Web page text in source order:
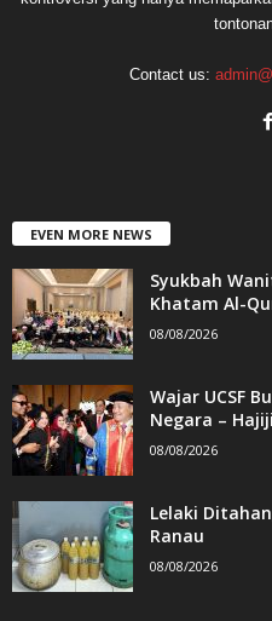
Contact us:
EVEN MORE NEWS
Syukbah
Khatam Al-
08/08/2026
Wajar UCSF
Negara – Hajiji
08/08/2026
Lelaki
Ranau
08/08/2026